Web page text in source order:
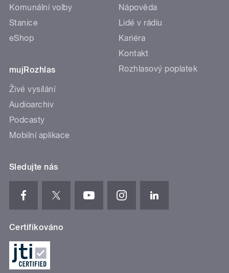
Komunální volby
Stanice
eShop
mujRozhlas
Živé vysílání
Audioarchiv
Podcasty
Mobilní aplikace
Nápověda
Lidé v rádiu
Kariéra
Kontakt
Rozhlasový poplatek
Sledujte nás
Certifikováno